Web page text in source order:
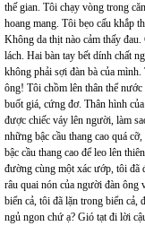
thế gian. Tôi chạy vòng trong
hoang mang. Tôi bẹo cấu khắp
Không da thịt nào cảm thấy
lách. Hai bàn tay bết dính chất
không phải sợi đàn bà của
ông! Tôi chồm lên thân thể
buốt giá, cứng đơ. Thân hình
được chiếc váy lên người, làm
những bậc cầu thang cao quá
bậc cầu thang cao để leo lên
đường cùng một xác ướp, tôi đã
râu quai nón của người đàn ông
biển cả, tôi đã lặn trong biển cả,
ngủ ngon chứ ạ? Gió tạt đi lời